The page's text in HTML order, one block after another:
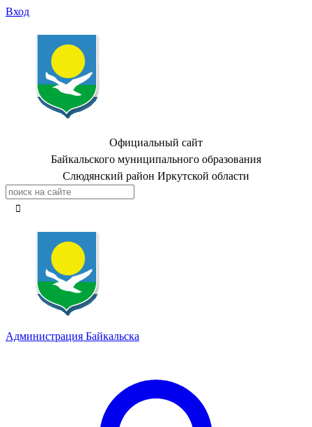
Вход
Официальный сайт
Байкальского муниципального образования
Слюдянский район Иркутской области
Администрация Байкальска